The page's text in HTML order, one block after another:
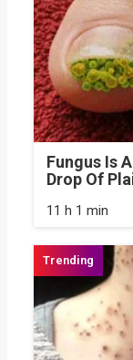
Fungus Is
Drop Of
11 h 1 min